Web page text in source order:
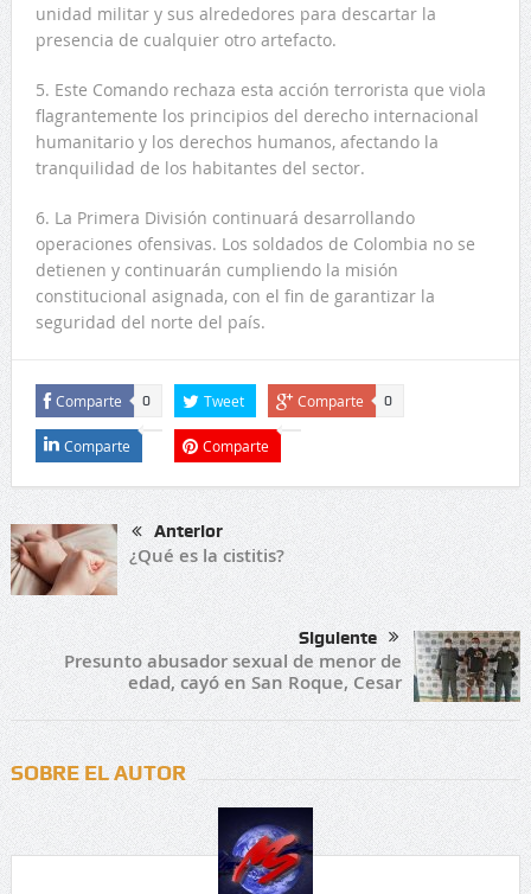
unidad militar y sus alrededores para descartar la
presencia de cualquier otro artefacto.
5. Este Comando rechaza esta acción terrorista que viola
flagrantemente los principios del derecho internacional
humanitario y los derechos humanos, afectando la
tranquilidad de los habitantes del sector.
6. La Primera División continuará desarrollando
operaciones ofensivas. Los soldados de Colombia no se
detienen y continuarán cumpliendo la misión
constitucional asignada, con el fin de garantizar la
seguridad del norte del país.
Comparte 0 Tweet Comparte 0
Comparte Comparte
Anterior
¿Qué es la cistitis?
Siguiente
Presunto abusador sexual de menor de
edad, cayó en San Roque, Cesar
SOBRE EL AUTOR